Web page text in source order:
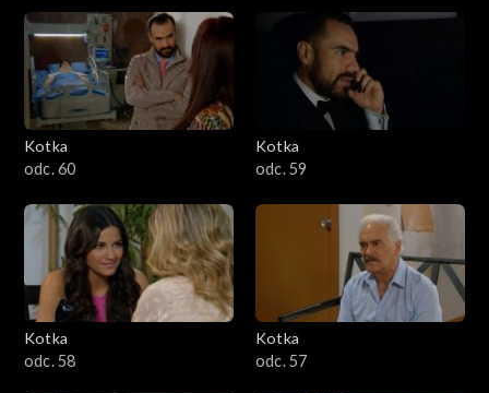
Kotka
odc. 60
Kotka
odc. 59
Kotka
odc. 58
Kotka
odc. 57